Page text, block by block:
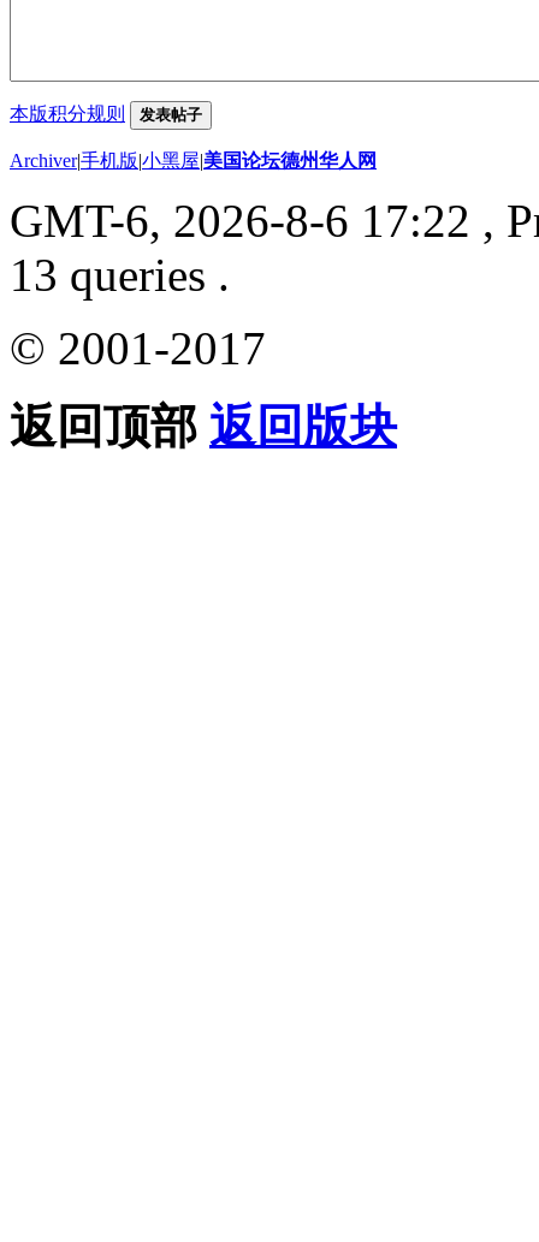
本版积分规则 发表帖子
Archiver|手机版|小黑屋|美国论坛德州华人网
GMT-6, 2026-8-6 17:22 ,
13 queries .
© 2001-2017
返回顶部 返回版块